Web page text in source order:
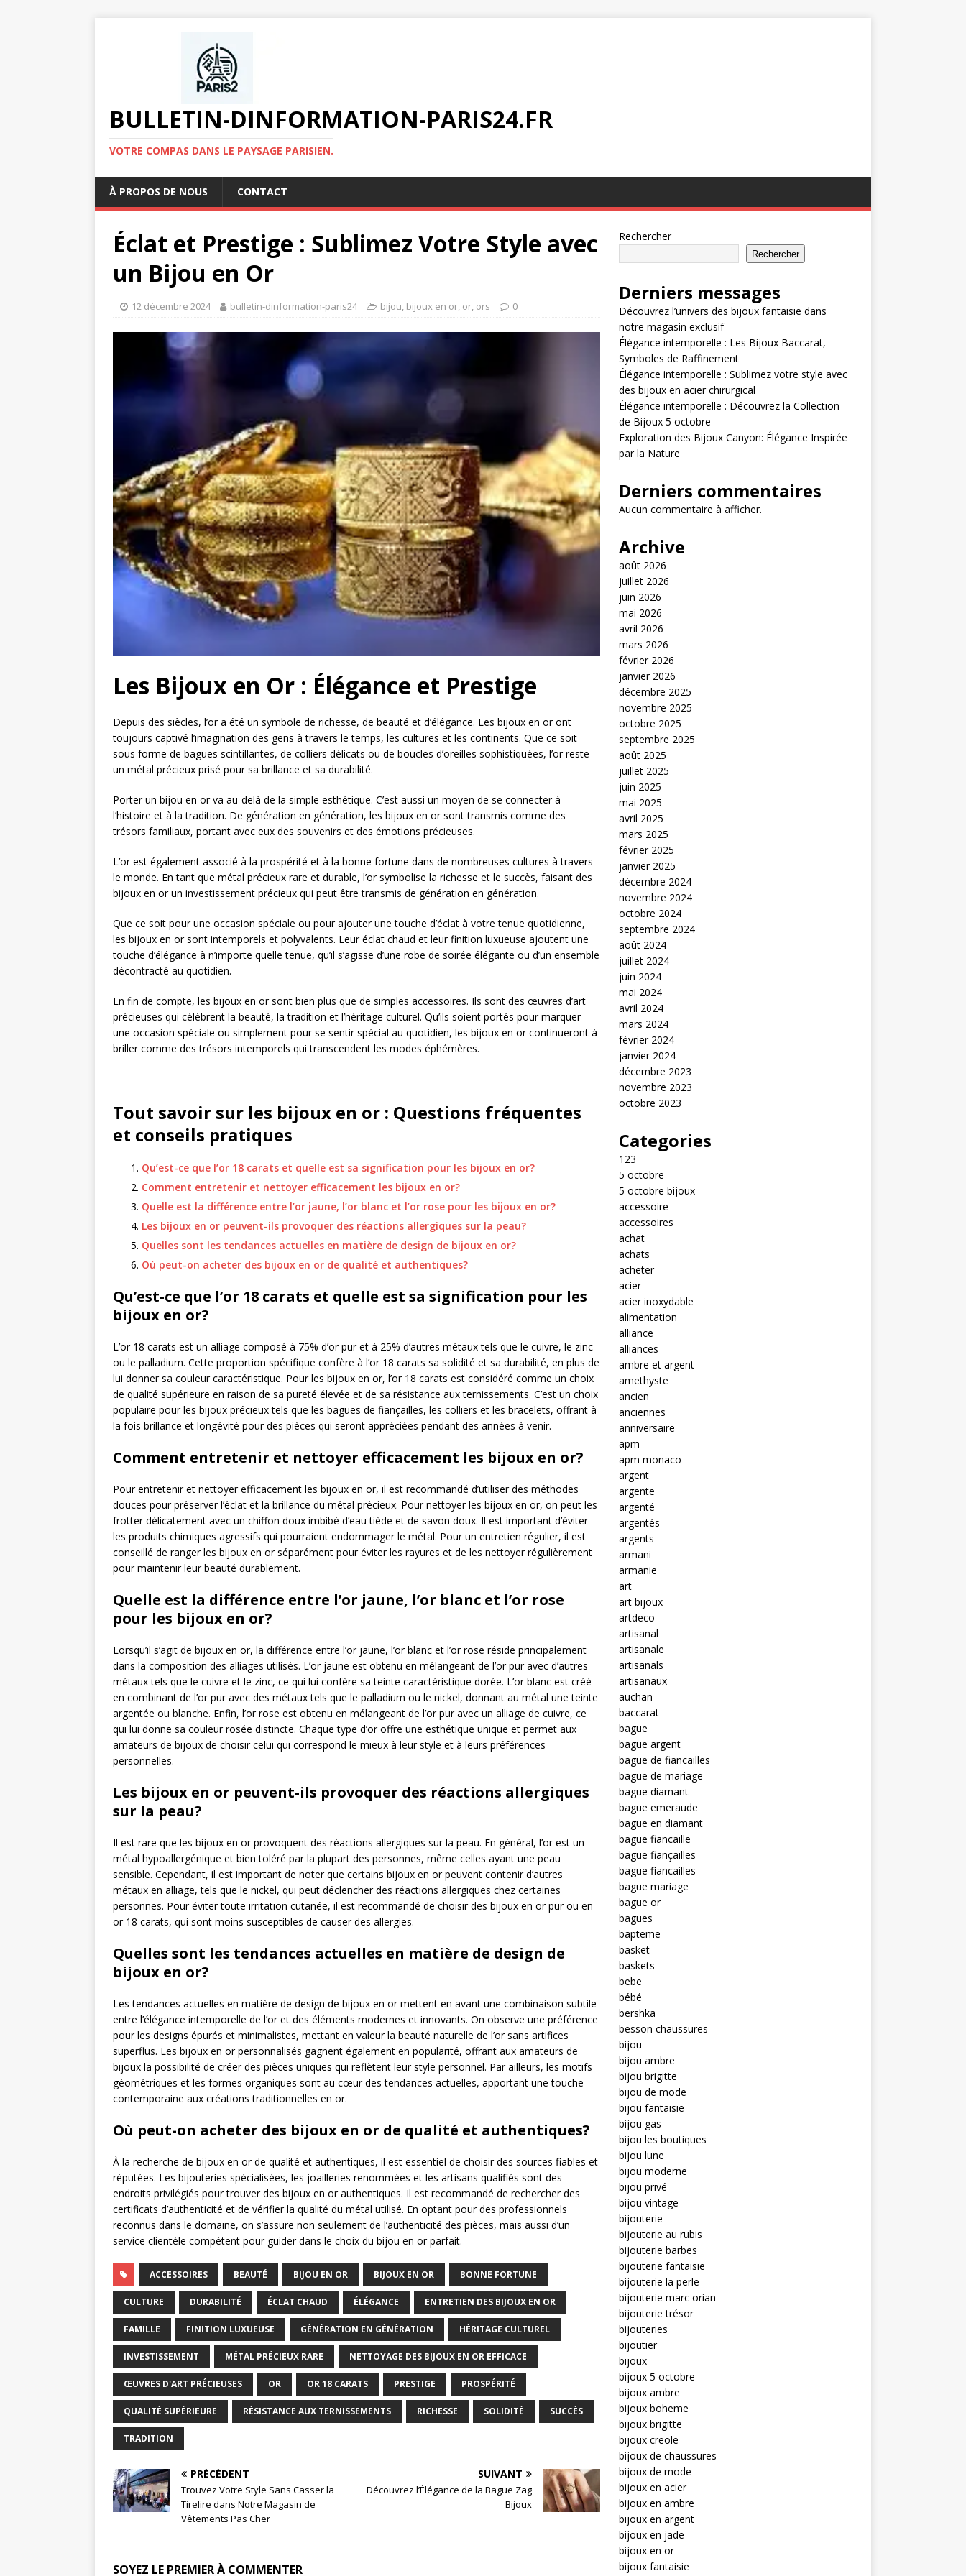
BULLETIN-DINFORMATION-PARIS24.FR
VOTRE COMPAS DANS LE PAYSAGE PARISIEN.
À PROPOS DE NOUS CONTACT
Éclat et Prestige : Sublimez Votre Style avec
un Bijou en Or
12 décembre 2024 bulletin-dinformation-paris24 bijou, bijoux en or, or, ors 0
Les Bijoux en Or : Élégance et Prestige
Depuis des siècles, l’or a été un symbole de richesse, de beauté et d’élégance. Les bijoux en or ont
toujours captivé l’imagination des gens à travers le temps, les cultures et les continents. Que ce soit
sous forme de bagues scintillantes, de colliers délicats ou de boucles d’oreilles sophistiquées, l’or reste
un métal précieux prisé pour sa brillance et sa durabilité.
Porter un bijou en or va au-delà de la simple esthétique. C’est aussi un moyen de se connecter à
l’histoire et à la tradition. De génération en génération, les bijoux en or sont transmis comme des
trésors familiaux, portant avec eux des souvenirs et des émotions précieuses.
L’or est également associé à la prospérité et à la bonne fortune dans de nombreuses cultures à travers
le monde. En tant que métal précieux rare et durable, l’or symbolise la richesse et le succès, faisant des
bijoux en or un investissement précieux qui peut être transmis de génération en génération.
Que ce soit pour une occasion spéciale ou pour ajouter une touche d’éclat à votre tenue quotidienne,
les bijoux en or sont intemporels et polyvalents. Leur éclat chaud et leur finition luxueuse ajoutent une
touche d’élégance à n’importe quelle tenue, qu’il s’agisse d’une robe de soirée élégante ou d’un ensemble
décontracté au quotidien.
En fin de compte, les bijoux en or sont bien plus que de simples accessoires. Ils sont des œuvres d’art
précieuses qui célèbrent la beauté, la tradition et l’héritage culturel. Qu’ils soient portés pour marquer
une occasion spéciale ou simplement pour se sentir spécial au quotidien, les bijoux en or continueront à
briller comme des trésors intemporels qui transcendent les modes éphémères.
Tout savoir sur les bijoux en or : Questions fréquentes
et conseils pratiques
Qu’est-ce que l’or 18 carats et quelle est sa signification pour les bijoux en or?
Comment entretenir et nettoyer efficacement les bijoux en or?
Quelle est la différence entre l’or jaune, l’or blanc et l’or rose pour les bijoux en or?
Les bijoux en or peuvent-ils provoquer des réactions allergiques sur la peau?
Quelles sont les tendances actuelles en matière de design de bijoux en or?
Où peut-on acheter des bijoux en or de qualité et authentiques?
Qu’est-ce que l’or 18 carats et quelle est sa signification pour les
bijoux en or?
L’or 18 carats est un alliage composé à 75% d’or pur et à 25% d’autres métaux tels que le cuivre, le zinc
ou le palladium. Cette proportion spécifique confère à l’or 18 carats sa solidité et sa durabilité, en plus de
lui donner sa couleur caractéristique. Pour les bijoux en or, l’or 18 carats est considéré comme un choix
de qualité supérieure en raison de sa pureté élevée et de sa résistance aux ternissements. C’est un choix
populaire pour les bijoux précieux tels que les bagues de fiançailles, les colliers et les bracelets, offrant à
la fois brillance et longévité pour des pièces qui seront appréciées pendant des années à venir.
Comment entretenir et nettoyer efficacement les bijoux en or?
Pour entretenir et nettoyer efficacement les bijoux en or, il est recommandé d’utiliser des méthodes
douces pour préserver l’éclat et la brillance du métal précieux. Pour nettoyer les bijoux en or, on peut les
frotter délicatement avec un chiffon doux imbibé d’eau tiède et de savon doux. Il est important d’éviter
les produits chimiques agressifs qui pourraient endommager le métal. Pour un entretien régulier, il est
conseillé de ranger les bijoux en or séparément pour éviter les rayures et de les nettoyer régulièrement
pour maintenir leur beauté durablement.
Quelle est la différence entre l’or jaune, l’or blanc et l’or rose
pour les bijoux en or?
Lorsqu’il s’agit de bijoux en or, la différence entre l’or jaune, l’or blanc et l’or rose réside principalement
dans la composition des alliages utilisés. L’or jaune est obtenu en mélangeant de l’or pur avec d’autres
métaux tels que le cuivre et le zinc, ce qui lui confère sa teinte caractéristique dorée. L’or blanc est créé
en combinant de l’or pur avec des métaux tels que le palladium ou le nickel, donnant au métal une teinte
argentée ou blanche. Enfin, l’or rose est obtenu en mélangeant de l’or pur avec un alliage de cuivre, ce
qui lui donne sa couleur rosée distincte. Chaque type d’or offre une esthétique unique et permet aux
amateurs de bijoux de choisir celui qui correspond le mieux à leur style et à leurs préférences
personnelles.
Les bijoux en or peuvent-ils provoquer des réactions allergiques
sur la peau?
Il est rare que les bijoux en or provoquent des réactions allergiques sur la peau. En général, l’or est un
métal hypoallergénique et bien toléré par la plupart des personnes, même celles ayant une peau
sensible. Cependant, il est important de noter que certains bijoux en or peuvent contenir d’autres
métaux en alliage, tels que le nickel, qui peut déclencher des réactions allergiques chez certaines
personnes. Pour éviter toute irritation cutanée, il est recommandé de choisir des bijoux en or pur ou en
or 18 carats, qui sont moins susceptibles de causer des allergies.
Quelles sont les tendances actuelles en matière de design de
bijoux en or?
Les tendances actuelles en matière de design de bijoux en or mettent en avant une combinaison subtile
entre l’élégance intemporelle de l’or et des éléments modernes et innovants. On observe une préférence
pour les designs épurés et minimalistes, mettant en valeur la beauté naturelle de l’or sans artifices
superflus. Les bijoux en or personnalisés gagnent également en popularité, offrant aux amateurs de
bijoux la possibilité de créer des pièces uniques qui reflètent leur style personnel. Par ailleurs, les motifs
géométriques et les formes organiques sont au cœur des tendances actuelles, apportant une touche
contemporaine aux créations traditionnelles en or.
Où peut-on acheter des bijoux en or de qualité et authentiques?
À la recherche de bijoux en or de qualité et authentiques, il est essentiel de choisir des sources fiables et
réputées. Les bijouteries spécialisées, les joailleries renommées et les artisans qualifiés sont des
endroits privilégiés pour trouver des bijoux en or authentiques. Il est recommandé de rechercher des
certificats d’authenticité et de vérifier la qualité du métal utilisé. En optant pour des professionnels
reconnus dans le domaine, on s’assure non seulement de l’authenticité des pièces, mais aussi d’un
service clientèle compétent pour guider dans le choix du bijou en or parfait.
ACCESSOIRES BEAUTÉ BIJOU EN OR BIJOUX EN OR BONNE FORTUNE
CULTURE DURABILITÉ ÉCLAT CHAUD ÉLÉGANCE ENTRETIEN DES BIJOUX EN OR
FAMILLE FINITION LUXUEUSE GÉNÉRATION EN GÉNÉRATION HÉRITAGE CULTUREL
INVESTISSEMENT MÉTAL PRÉCIEUX RARE NETTOYAGE DES BIJOUX EN OR EFFICACE
ŒUVRES D'ART PRÉCIEUSES OR OR 18 CARATS PRESTIGE PROSPÉRITÉ
QUALITÉ SUPÉRIEURE RÉSISTANCE AUX TERNISSEMENTS RICHESSE SOLIDITÉ SUCCÈS
TRADITION
PRÉCÉDENT
Trouvez Votre Style Sans Casser la
Tirelire dans Notre Magasin de
Vêtements Pas Cher
SUIVANT
Découvrez l’Élégance de la Bague Zag
Bijoux
SOYEZ LE PREMIER À COMMENTER
Rechercher
Rechercher
Derniers messages
Découvrez l’univers des bijoux fantaisie dans
notre magasin exclusif
Élégance intemporelle : Les Bijoux Baccarat,
Symboles de Raffinement
Élégance intemporelle : Sublimez votre style avec
des bijoux en acier chirurgical
Élégance intemporelle : Découvrez la Collection
de Bijoux 5 octobre
Exploration des Bijoux Canyon: Élégance Inspirée
par la Nature
Derniers commentaires
Aucun commentaire à afficher.
Archive
août 2026
juillet 2026
juin 2026
mai 2026
avril 2026
mars 2026
février 2026
janvier 2026
décembre 2025
novembre 2025
octobre 2025
septembre 2025
août 2025
juillet 2025
juin 2025
mai 2025
avril 2025
mars 2025
février 2025
janvier 2025
décembre 2024
novembre 2024
octobre 2024
septembre 2024
août 2024
juillet 2024
juin 2024
mai 2024
avril 2024
mars 2024
février 2024
janvier 2024
décembre 2023
novembre 2023
octobre 2023
Categories
123
5 octobre
5 octobre bijoux
accessoire
accessoires
achat
achats
acheter
acier
acier inoxydable
alimentation
alliance
alliances
ambre et argent
amethyste
ancien
anciennes
anniversaire
apm
apm monaco
argent
argente
argenté
argentés
argents
armani
armanie
art
art bijoux
artdeco
artisanal
artisanale
artisanals
artisanaux
auchan
baccarat
bague
bague argent
bague de fiancailles
bague de mariage
bague diamant
bague emeraude
bague en diamant
bague fiancaille
bague fiançailles
bague fiancailles
bague mariage
bague or
bagues
bapteme
basket
baskets
bebe
bébé
bershka
besson chaussures
bijou
bijou ambre
bijou brigitte
bijou de mode
bijou fantaisie
bijou gas
bijou les boutiques
bijou lune
bijou moderne
bijou privé
bijou vintage
bijouterie
bijouterie au rubis
bijouterie barbes
bijouterie fantaisie
bijouterie la perle
bijouterie marc orian
bijouterie trésor
bijouteries
bijoutier
bijoux
bijoux 5 octobre
bijoux ambre
bijoux boheme
bijoux brigitte
bijoux creole
bijoux de chaussures
bijoux de mode
bijoux en acier
bijoux en ambre
bijoux en argent
bijoux en jade
bijoux en or
bijoux fantaisie